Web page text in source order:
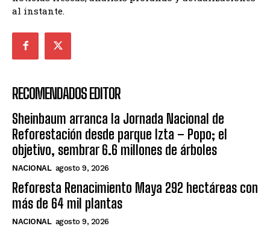
al instante.
RECOMENDADOS EDITOR
Sheinbaum arranca la Jornada Nacional de
Reforestación desde parque Izta – Popo; el
objetivo, sembrar 6.6 millones de árboles
NACIONAL agosto 9, 2026
Reforesta Renacimiento Maya 292 hectáreas con
más de 64 mil plantas
NACIONAL agosto 9, 2026